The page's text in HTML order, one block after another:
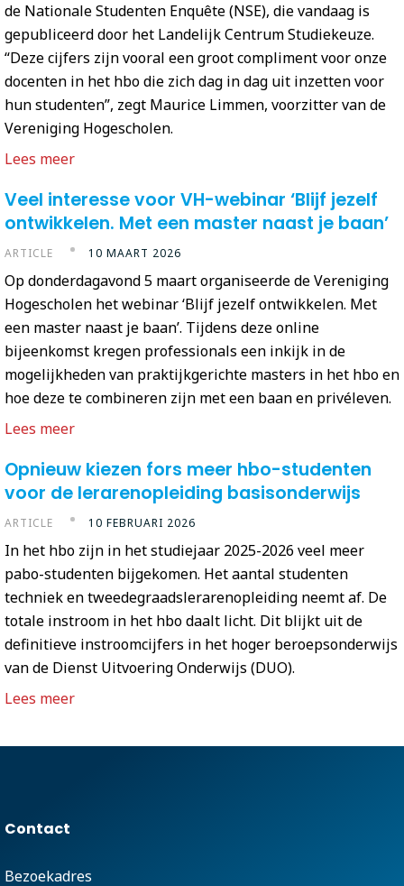
de Nationale Studenten Enquête (NSE), die vandaag is
gepubliceerd door het Landelijk Centrum Studiekeuze.
“Deze cijfers zijn vooral een groot compliment voor onze
docenten in het hbo die zich dag in dag uit inzetten voor
hun studenten”, zegt Maurice Limmen, voorzitter van de
Vereniging Hogescholen.
Lees meer
Veel interesse voor VH-webinar ‘Blijf jezelf
ontwikkelen. Met een master naast je baan’
ARTICLE 10 MAART 2026
Op donderdagavond 5 maart organiseerde de Vereniging
Hogescholen het webinar ‘Blijf jezelf ontwikkelen. Met
een master naast je baan’. Tijdens deze online
bijeenkomst kregen professionals een inkijk in de
mogelijkheden van praktijkgerichte masters in het hbo en
hoe deze te combineren zijn met een baan en privéleven.
Lees meer
Opnieuw kiezen fors meer hbo-studenten
voor de lerarenopleiding basisonderwijs
ARTICLE 10 FEBRUARI 2026
In het hbo zijn in het studiejaar 2025-2026 veel meer
pabo-studenten bijgekomen. Het aantal studenten
techniek en tweedegraadslerarenopleiding neemt af. De
totale instroom in het hbo daalt licht. Dit blijkt uit de
definitieve instroomcijfers in het hoger beroepsonderwijs
van de Dienst Uitvoering Onderwijs (DUO).
Lees meer
Contact
Bezoekadres